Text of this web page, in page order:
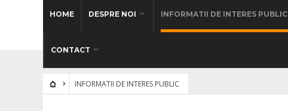
HOME DESPRE NOI INFORMATII DE INTERES PUBLIC
CONTACT
INFORMATII DE INTERES PUBLIC